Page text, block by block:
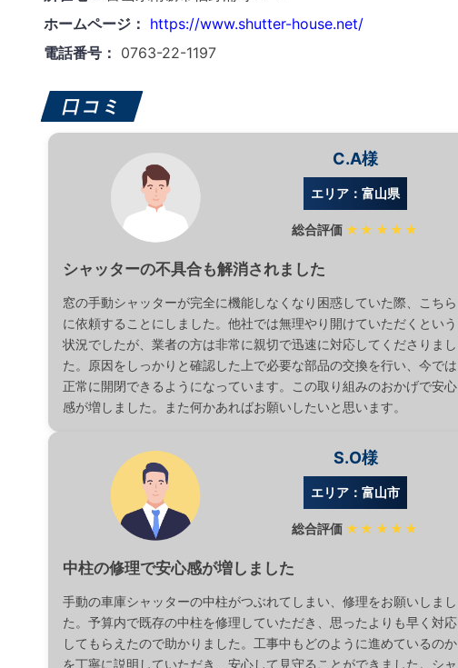
ホームページ： https://www.shutter-house.net/
電話番号： 0763-22-1197
口コミ
C.A様
エリア：富山県
総合評価 ★★★★★
シャッターの不具合も解消されました
窓の手動シャッターが完全に機能しなくなり困惑していた際、こちら
に依頼することにしました。他社では無理やり開けていただくという
状況でしたが、業者の方は非常に親切で迅速に対応してくださりまし
た。原因をしっかりと確認した上で必要な部品の交換を行い、今では
正常に開閉できるようになっています。この取り組みのおかげで安心
感が増しました。また何かあればお願いしたいと思います。
S.O様
エリア：富山市
総合評価 ★★★★★
中柱の修理で安心感が増しました
手動の車庫シャッターの中柱がつぶれてしまい、修理をお願いしまし
た。予算内で既存の中柱を修理していただき、思ったよりも早く対応
してもらえたので助かりました。工事中もどのように進めているのか
を丁寧に説明していただき、安心して見守ることができました。シャ